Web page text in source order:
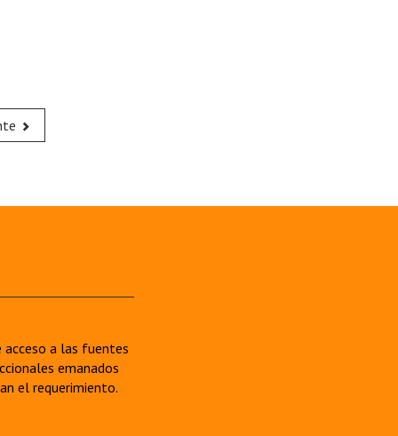
acceso a las fuentes
emanados
el requerimiento.